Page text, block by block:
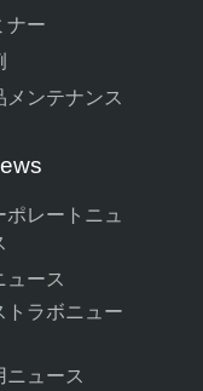
ナー
メンテナンス
ポレートニュ
ュース
トラボニュー
ニュース